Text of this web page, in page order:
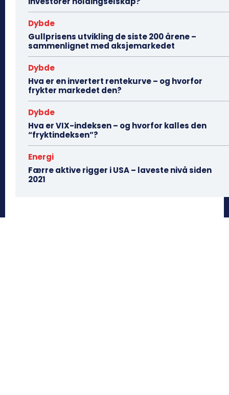
Dybde
Gullprisens utvikling de siste 200 årene –
sammenlignet med aksjemarkedet
Dybde
Hva er en invertert rentekurve – og hvorfor
frykter markedet den?
Dybde
Hva er VIX-indeksen – og hvorfor kalles den
“fryktindeksen”?
Energi
Færre aktive rigger i USA – laveste nivå siden
2021